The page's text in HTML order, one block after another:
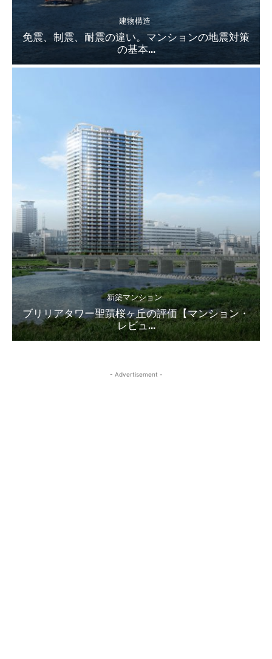
建物構造
免震、制震、耐震の違い。マンションの地震対策
の基本...
新築マンション
ブリリアタワー聖蹟桜ヶ丘の評価【マンション・
レビュ...
- Advertisement -